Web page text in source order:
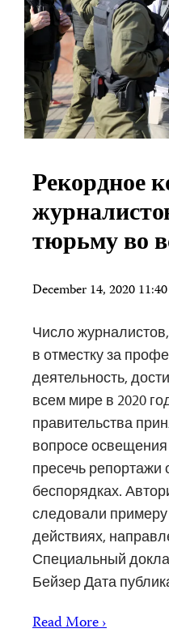
Рекордное
тюрьму во
December 14, 2020
Число
в отместку за
деятельность,
всем мире в 2020
правительства
вопросе освещения
пресечь репортажи
беспорядках.
следовали
действиях,
Специальный
Бейзер Дата
Read More ›